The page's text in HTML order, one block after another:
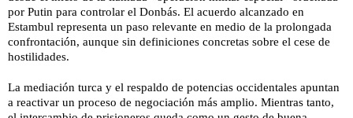
por Putin para controlar el Donbás. El acuerdo alcanzado en
Estambul representa un paso relevante en medio de la prolongada
confrontación, aunque sin definiciones concretas sobre el cese de
hostilidades.
La mediación turca y el respaldo de potencias occidentales apuntan
a reactivar un proceso de negociación más amplio. Mientras tanto,